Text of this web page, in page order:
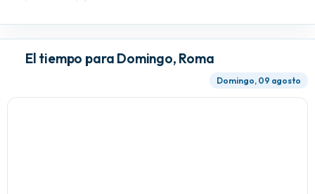
El tiempo para Domingo, Roma
Domingo, 09 agosto